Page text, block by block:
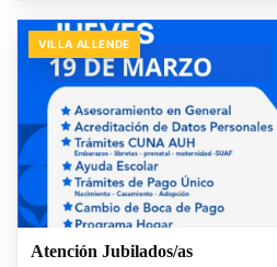
VILLA ALLENDE
Atención Jubilados/as